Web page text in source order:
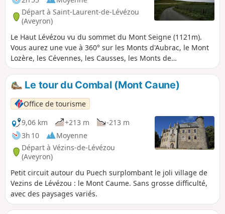
Départ à Saint-Laurent-de-Lévézou
(Aveyron)
Le Haut Lévézou vu du sommet du Mont Seigne (1121m).
Vous aurez une vue à 360° sur les Monts d'Aubrac, le Mont
Lozère, les Cévennes, les Causses, les Monts de
l'Espinouse... Pour y arriver vous empruntez des routes
départementales et des chemins de terre de desserte
agricole et forestiers. Au sommet, une table d'orientation
vous donnera toutes les indications sur 360°.
Le tour du Combal (Mont Caune)
Office de tourisme
9,06 km
+213 m
-213 m
3h 10
Moyenne
Départ à Vézins-de-Lévézou
(Aveyron)
Petit circuit autour du Puech surplombant le joli village de
Vezins de Lévézou : le Mont Caume. Sans grosse difficulté,
avec des paysages variés.